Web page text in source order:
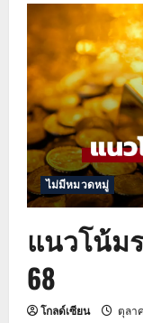
โน้ม
ราคา
ทอง
17
ต.ค.
68
ไม่มีหมวดหมู่
แนวโน้ม
68
โกลด์เซียน ตุลา